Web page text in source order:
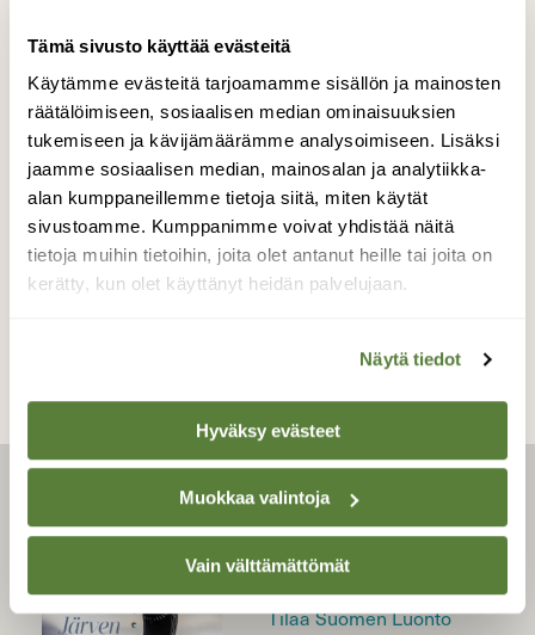
Tämä sivusto käyttää evästeitä
Käytämme evästeitä tarjoamamme sisällön ja mainosten
räätälöimiseen, sosiaalisen median ominaisuuksien
tukemiseen ja kävijämäärämme analysoimiseen. Lisäksi
jaamme sosiaalisen median, mainosalan ja analytiikka-
alan kumppaneillemme tietoja siitä, miten käytät
sivustoamme. Kumppanimme voivat yhdistää näitä
tietoja muihin tietoihin, joita olet antanut heille tai joita on
kerätty, kun olet käyttänyt heidän palvelujaan.
Näytä tiedot
Hyväksy evästeet
Muokkaa valintoja
Vain välttämättömät
yllä
Kaatuneen puun varjoissa, pehmeän suon
yllä, piilottelee sen vaitelias matelija.
Kuvaaja: Riikka Katariina Hellsten
Kilpailun etusivulle
LEHTI
Uusin lehti
Tilaa Suomen Luonto